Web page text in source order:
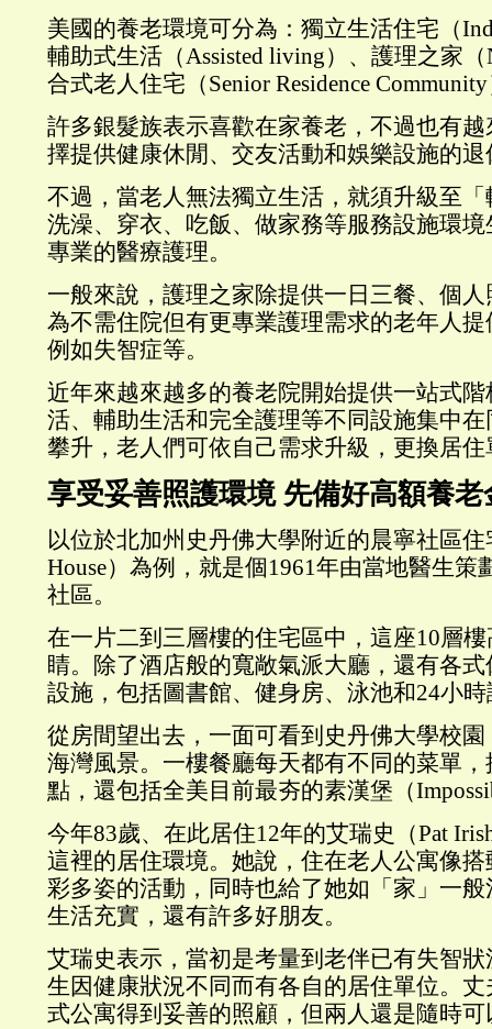
美國的養老環境可分為：獨立生活住宅（
輔助式生活（Assisted living）、護理之家（
合式老人住宅（Senior Residence
許多銀髮族表示喜歡在家養老，不過也有
擇提供健康休閒、交友活動和娛樂設施的退
不過，當老人無法獨立生活，就須升級至
洗澡、穿衣、吃飯、做家務等服務設施環
專業的醫療護理。
一般來說，護理之家除提供一日三餐、個
為不需住院但有更專業護理需求的老年人
例如失智症等。
近年來越來越多的養老院開始提供一站式
活、輔助生活和完全護理等不同設施集中
攀升，老人們可依自己需求升級，更換居
享受妥善照護環境 先備好高額養老
以位於北加州史丹佛大學附近的晨寧社區住
House）為例，就是個1961年由當地醫生策
社區。
在一片二到三層樓的住宅區中，這座10層
睛。除了酒店般的寬敞氣派大廳，還有各
設施，包括圖書館、健身房、泳池和24小
從房間望出去，一面可看到史丹佛大學校
海灣風景。一樓餐廳每天都有不同的菜單
點，還包括全美目前最夯的素漢堡（
今年83歲、在此居住12年的艾瑞史（Pat
這裡的居住環境。她說，住在老人公寓像
彩多姿的活動，同時也給了她如「家」一
生活充實，還有許多好朋友。
艾瑞史表示，當初是考量到老伴已有失智
生因健康狀況不同而有各自的居住單位。
式公寓得到妥善的照顧，但兩人還是隨時